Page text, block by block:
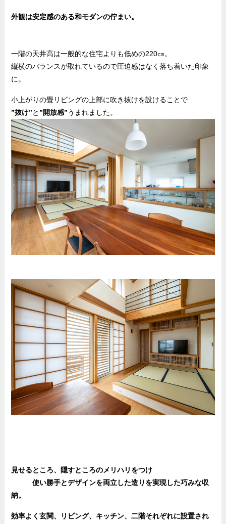
外観は安定感のある和モダンの佇まい。
一階の天井高は一般的な住宅よりも低めの220㎝。
縦横のバランスが取れているので圧迫感はなく落ち着いた印象
に。
小上がりの畳リビングの上部に吹き抜けを設けることで
”抜け”と ”開放感”うまれました。
見せるところ、隠すところのメリハリをつけ
使い勝手とデザインを両立した造りを実現した巧みな収
納。
効率よく玄関、リビング、キッチン、二階それぞれに設置され